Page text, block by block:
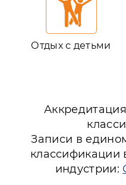
Отдых с детьми
Записи в
классификации
индустрии: